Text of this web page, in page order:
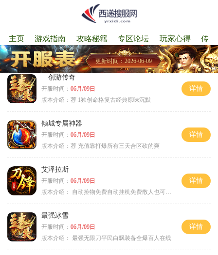
主页 游戏指南 攻略秘籍 专区论坛 玩家心得 传
更新时间：2026-06-09
创游传奇
开服时间： 06月/09日
版本介绍： 荐 1独创命格复古经典原味沉默
详情
倾城专属神器
开服时间： 06月/09日
版本介绍： 荐 充值靠打爆所有三天合区砍的爽
详情
艾泽拉斯
开服时间： 06月/09日
版本介绍：
自动捡物免费自动挂机免费散人也可毕业
详情
最强冰雪
开服时间： 06月/09日
版本介绍： 最强无限刀平民白飘装备全爆百人在线
详情